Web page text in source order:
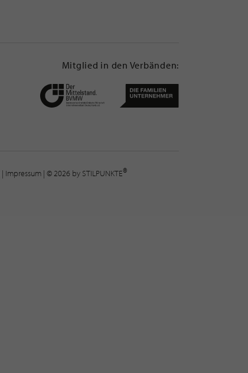
Mitglied in den Verbänden:
| Impressum | © 2026 by STILPUNKTE®